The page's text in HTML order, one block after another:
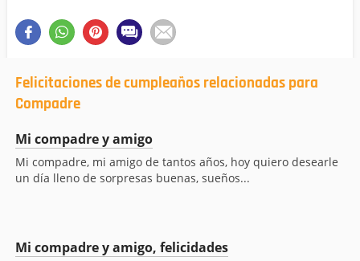
Felicitaciones de cumpleaños relacionadas para
Compadre
Mi compadre y amigo
Mi compadre, mi amigo de tantos años, hoy quiero desearle
un día lleno de sorpresas buenas, sueños...
Mi compadre y amigo, felicidades